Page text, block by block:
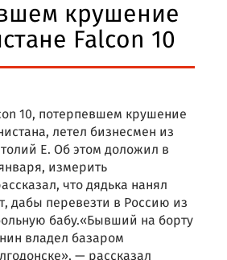
крушение
Falcon 10
10, потерпевшем крушение
летел бизнесмен из
Е. Об этом доложил в
измерить
что дядька нанял
дабы перевезти в Россию из
бабу.«Бывший на борту
владел базаром